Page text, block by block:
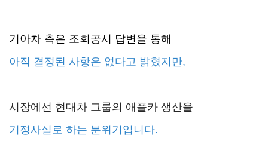
기아차 측은 조회공시 답변을 통해
아직 결정된 사항은 없다고 밝혔지만,
시장에선 현대차 그룹의 애플카 생산을
기정사실로 하는 분위기입니다.